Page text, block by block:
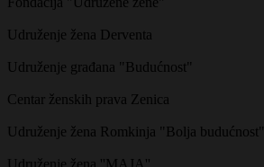
Udruženje žena Derventa
Udruženje građana "Budućnost"
Centar ženskih prava Zenica
Udruženje žena Romkinja "Bolja budućnost"
Udruženje žena ''MAJA''